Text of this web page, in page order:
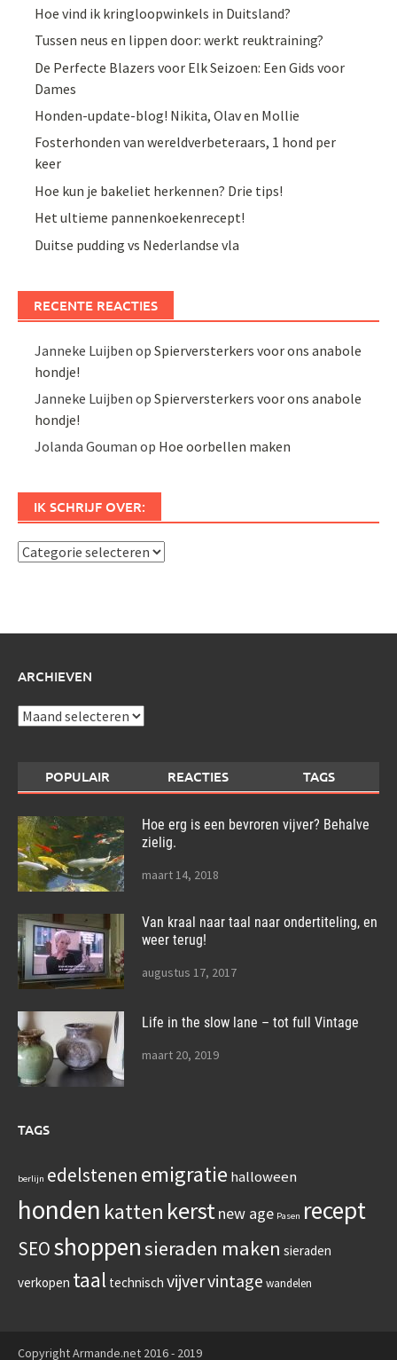
Hoe vind ik kringloopwinkels in Duitsland?
Tussen neus en lippen door: werkt reuktraining?
De Perfecte Blazers voor Elk Seizoen: Een Gids voor
Dames
Honden-update-blog! Nikita, Olav en Mollie
Fosterhonden van wereldverbeteraars, 1 hond per
keer
Hoe kun je bakeliet herkennen? Drie tips!
Het ultieme pannenkoekenrecept!
Duitse pudding vs Nederlandse vla
RECENTE REACTIES
Janneke Luijben opSpierversterkers voor ons anabole
hondje!
Janneke Luijben opSpierversterkers voor ons anabole
hondje!
Jolanda Gouman op Hoe oorbellen maken
IK SCHRIJF OVER:
Ik
ARCHIEVEN
Archieven
POPULAIR REACTIES TAGS
Hoe erg is een bevroren vijver? Behalve
zielig.
maart 14, 2018
Van kraal naar taal naar ondertiteling, en
weer terug!
augustus 17, 2017
Life in the slow lane – tot full Vintage
maart 20, 2019
TAGS
berlijn edelstenen emigratie halloween
honden katten kerstnew age Pasen recept
SEOshoppensieraden maken sieraden
verkopen taal technisch vijvervintage wandelen
Copyright Armande.net 2016 - 2019